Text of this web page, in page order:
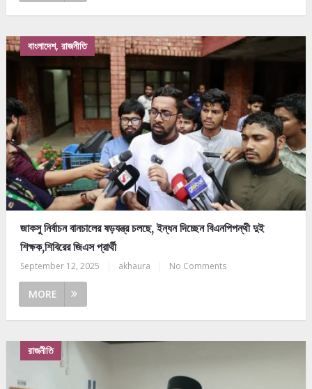
বাংলাদেশ, রাজনীতি
জাকসু নির্বাচন বানচালের ষড়যন্ত্র চলছে, ইন্ধন দিচ্ছেন বিএনপিপন্থী দুই
শিক্ষক,শিবিরের জিএস প্রার্থী
September 12, 2025 akhaura No Comments
MORE
রাজনীতি